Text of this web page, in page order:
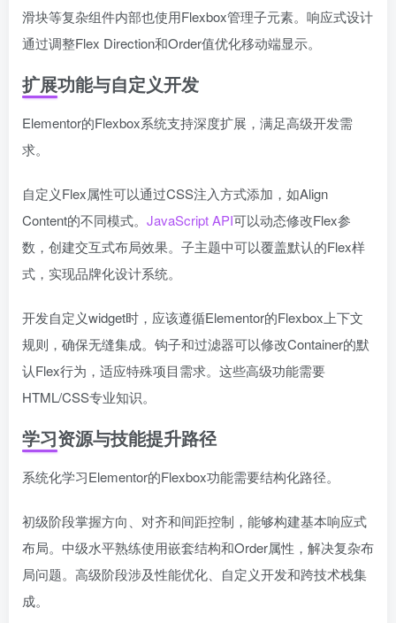
滑块等复杂组件内部也使用Flexbox管理子元素。响应式设计
通过调整Flex Direction和Order值优化移动端显示。
扩展功能与自定义开发
Elementor的Flexbox系统支持深度扩展，满足高级开发需
求。
自定义Flex属性可以通过CSS注入方式添加，如Align
Content的不同模式。 JavaScript API可以动态修改Flex参
数，创建交互式布局效果。子主题中可以覆盖默认的Flex样
式，实现品牌化设计系统。
开发自定义widget时，应该遵循Elementor的Flexbox上下文
规则，确保无缝集成。钩子和过滤器可以修改Container的默
认Flex行为，适应特殊项目需求。这些高级功能需要
HTML/CSS专业知识。
学习资源与技能提升路径
系统化学习Elementor的Flexbox功能需要结构化路径。
初级阶段掌握方向、对齐和间距控制，能够构建基本响应式
布局。中级水平熟练使用嵌套结构和Order属性，解决复杂布
局问题。高级阶段涉及性能优化、自定义开发和跨技术栈集
成。